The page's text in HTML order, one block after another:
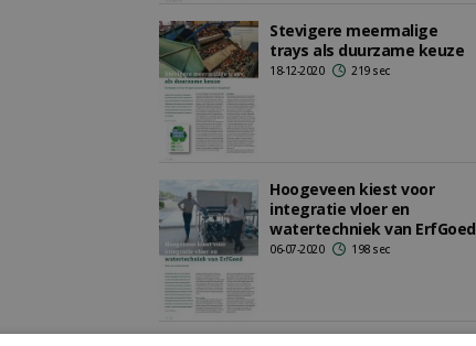
Stevigere meermalige
trays als duurzame keuze
18-12-2020 219 sec
Hoogeveen kiest voor
integratie vloer en
watertechniek van ErfGoed
06-07-2020 198 sec